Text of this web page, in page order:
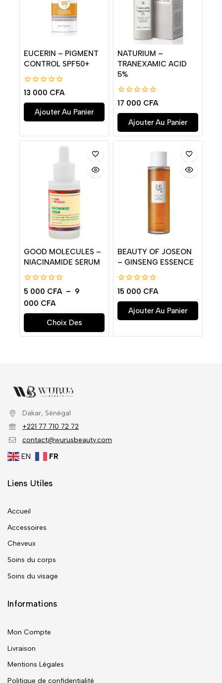
EUCERIN – PIGMENT
CONTROL SPF50+
0
de
5
13 000 CFA
Ajouter Au Panier
NATURIUM –
TRANEXAMIC ACID
5%
0
de
5
17 000 CFA
Ajouter Au Panier
GOOD MOLECULES –
NIACINAMIDE SERUM
0
de
5
5 000 CFA – 9
000 CFA
Choix Des
Options
BEAUTY OF JOSEON
– GINSENG ESSENCE
0
de
5
15 000 CFA
Ajouter Au Panier
Dakar, Sénégal
+221 77 710 72 72
contact@wurusbeauty.com
EN FR
Liens Utiles
Accueil
Accessoires
Cheveux
Soins du corps
Soins du visage
Informations
Mon Compte
Livraison
Mentions Légales
Politique de confidentialité